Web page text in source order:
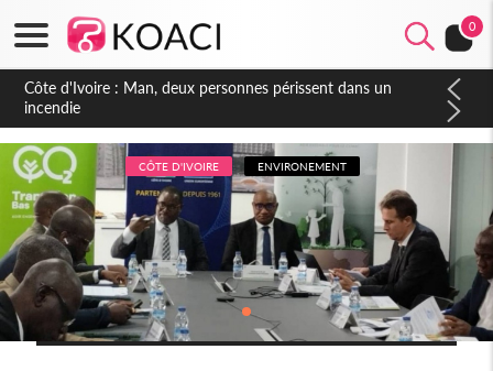
0
Côte d'Ivoire : Séileu, la célébration de la fête nationale
transformée en vaste campagne contre les produits
dépigmentants dangereux
CÔTE D'IVOIRE ENVIRONEMENT